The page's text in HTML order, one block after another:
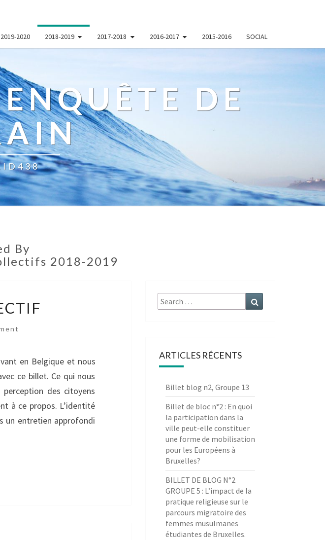
2019-2020 2018-2019 2017-2018 2016-2017 2015-2016 SOCIAL
DE
By
2018-2019
en Belgique et nous
ce billet. Ce qui nous
des citoyens
à ce propos. L’identité
un entretien approfondi
Search
for:
ARTICLES RÉCENTS
Billet blog n2, Groupe 13
Billet de bloc n°2 : En quoi
la participation dans la
ville peut-elle constituer
une forme de mobilisation
pour les Européens à
Bruxelles?
BILLET DE BLOG N°2
GROUPE 5 : L’impact de la
pratique religieuse sur le
parcours migratoire des
femmes musulmanes
étudiantes de Bruxelles.